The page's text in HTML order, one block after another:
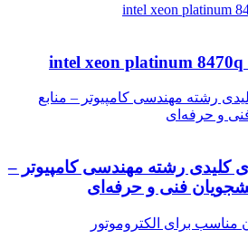
رشته مهندسی کامپیوتر – منابع
و حرفه‌ای
کلیدی رشته مهندسی کامپیوتر –
فنی و حرفه‌ای
مناسب برای الکتروموتور